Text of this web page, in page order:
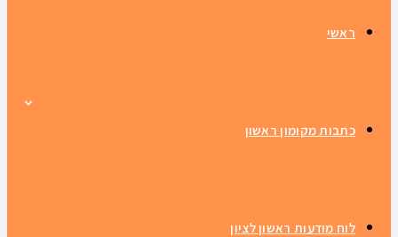
ראשי
כתבות מקומון ראשון
לוח מודעות ראשון לציון